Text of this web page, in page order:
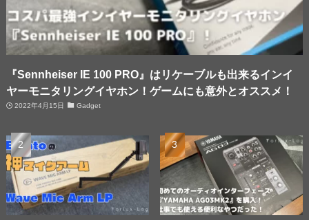
『Sennheiser IE 100 PRO』はリケーブルも出来るインイ
ヤーモニタリングイヤホン！ゲームにも意外とオススメ！
2022年4月15日 Gadget